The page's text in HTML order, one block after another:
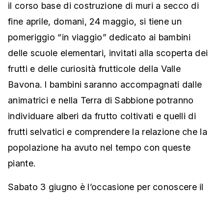
il corso base di costruzione di muri a secco di
fine aprile, domani, 24 maggio, si tiene un
pomeriggio “in viaggio” dedicato ai bambini
delle scuole elementari, invitati alla scoperta dei
frutti e delle curiosità frutticole della Valle
Bavona. I bambini saranno accompagnati dalle
animatrici e nella Terra di Sabbione potranno
individuare alberi da frutto coltivati e quelli di
frutti selvatici e comprendere la relazione che la
popolazione ha avuto nel tempo con queste
piante.
Sabato 3 giugno è l’occasione per conoscere il